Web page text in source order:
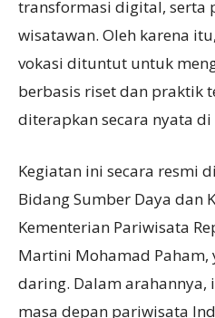
transformasi digital, serta
wisatawan. Oleh karena
vokasi dituntut untuk
berbasis riset dan praktik
diterapkan secara nyata di
Kegiatan ini secara resmi
Bidang Sumber Daya dan
Kementerian Pariwisata
Martini Mohamad Paham,
daring. Dalam arahannya,
masa depan pariwisata